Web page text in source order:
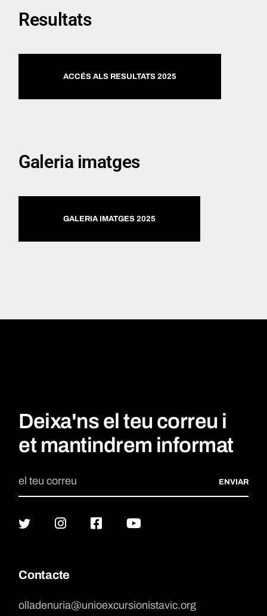
Resultats
ACCÉS ALS RESULTATS 2025
Galeria imatges
GALERIA IMATGES 2025
Deixa'ns el teu correu i
et mantindrem informat
ENVIAR
Contacte
olladenuria@unioexcursionistavic.org